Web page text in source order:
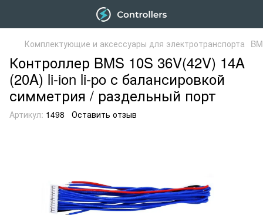
Комплектующие и аксессуары для электротранспорта
Контроллер BMS 10S 36V(42V) 14A
(20A) li-ion li-po с балансировкой
симметрия / раздельный порт
Артикул: 1498 Оставить отзыв